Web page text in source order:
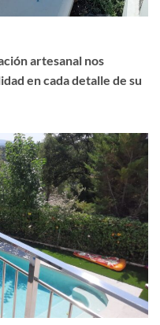
artesanal nos
en cada detalle de su